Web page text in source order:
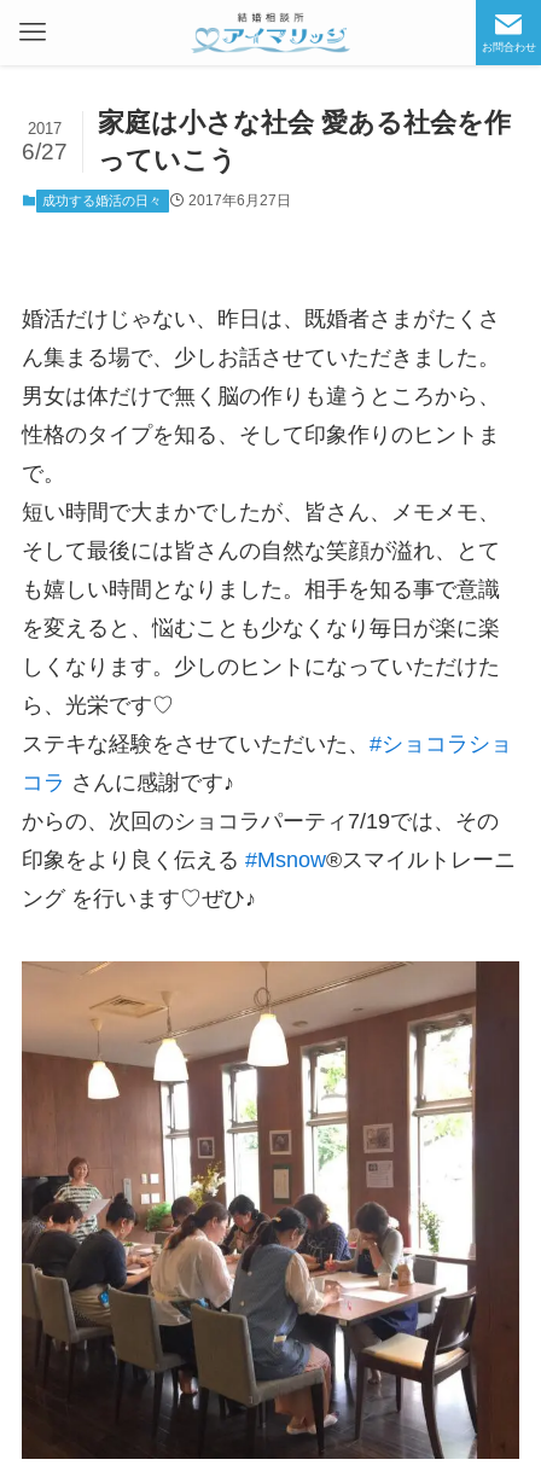
お問合わせ
家庭は小さな社会 愛ある社会を作
っていこう
2017
6/27
成功する婚活の日々 2017年6月27日
婚活だけじゃない、昨日は、既婚者さまがたくさ
ん集まる場で、少しお話させていただきました。
男女は体だけで無く脳の作りも違うところから、
性格のタイプを知る、そして印象作りのヒントま
で。
短い時間で大まかでしたが、皆さん、メモメモ、
そして最後には皆さんの自然な笑顔が溢れ、とて
も嬉しい時間となりました。相手を知る事で意識
を変えると、悩むことも少なくなり毎日が楽に楽
しくなります。少しのヒントになっていただけた
ら、光栄です♡
ステキな経験をさせていただいた、 #ショコラショ
コラ さんに感謝です♪
からの、次回のショコラパーティ7/19では、その
印象をより良く伝える #Msnow®︎スマイルトレーニ
ング を行います♡ぜひ♪